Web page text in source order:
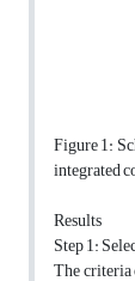
Figure 1:
integrated
Results
Step 1:
The criteria